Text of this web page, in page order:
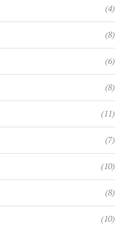
(4)
(8)
(6)
(8)
(11)
(7)
(10)
(8)
(10)